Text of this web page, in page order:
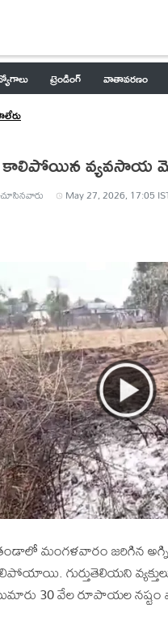
ట్రెండింగ్ వాతావరణం
వ్యవసాయ
చూసినవారు May 27, 2026, 17:05
మంగళవారం జరిగిన
గుర్తుతెలియని వ్యక్తులు
30 వేల రూపాయల నష్టం